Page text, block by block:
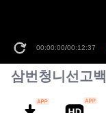
00:00:00/00:12:37
삼번청니선고백